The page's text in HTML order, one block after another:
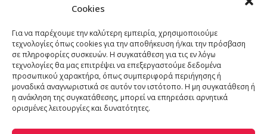
Cookies
Για να παρέχουμε την καλύτερη εμπειρία, χρησιμοποιούμε
τεχνολογίες όπως cookies για την αποθήκευση ή/και την πρόσβαση
σε πληροφορίες συσκευών. Η συγκατάθεση για τις εν λόγω
τεχνολογίες θα μας επιτρέψει να επεξεργαστούμε δεδομένα
προσωπικού χαρακτήρα, όπως συμπεριφορά περιήγησης ή
μοναδικά αναγνωριστικά σε αυτόν τον ιστότοπο. Η μη συγκατάθεση ή
η ανάκληση της συγκατάθεσης, μπορεί να επηρεάσει αρνητικά
ορισμένες λειτουργίες και δυνατότητες.
ΤΗΛΕΦΩΝΟ: +30 211 4021758
EMAIL:info@welldone.com.gr